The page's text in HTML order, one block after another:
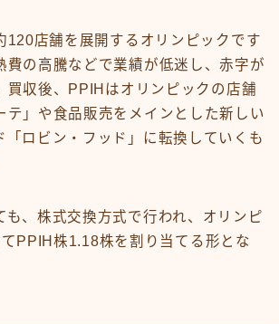
120店舗を展開するオリンピックです
費の高騰などで業績が低迷し、赤字が
買収後、PPIHはオリンピックの店舗
テ」や食品販売をメインとした新しい
「ロビン・フッド」に転換していくも
も、株式交換方式で行われ、オリンピ
PPIH株1.18株を割り当てる形とな